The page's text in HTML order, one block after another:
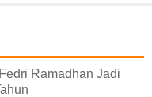
Ramadhan Jadi